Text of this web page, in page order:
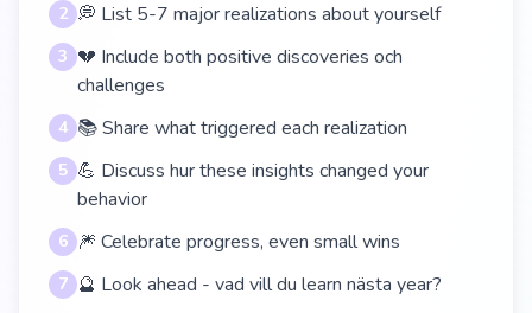
2 💭 List 5-7 major realizations about yourself
3 💔 Include both positive discoveries och
challenges
4 📚 Share what triggered each realization
5 💪 Discuss hur these insights changed your
behavior
6 🎆 Celebrate progress, even small wins
7 🔮 Look ahead - vad vill du learn nästa year?